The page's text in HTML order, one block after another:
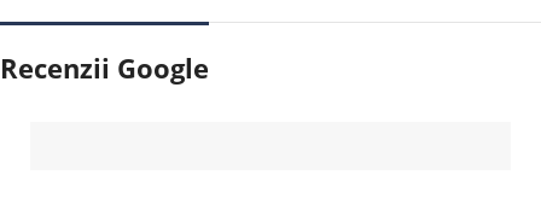
Recenzii Google